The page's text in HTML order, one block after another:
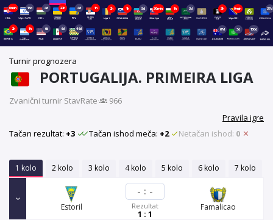
0min 13d 4d 20h 4d 1h 2h 1h 5d 30min 1h 3d 3h 0min 37d
2h 1h 6d 6d 46d 67d 3d 150d
Turnir prognozera
PORTUGALIJA. PRIMEIRA LIGA
Zvanični turnir StavRate·
966
Pravila igre
Tačan rezultat: +3 Tačan ishod meča: +2 Netačan ishod: 0
1 kolo 2 kolo 3 kolo 4 kolo 5 kolo 6 kolo 7 kolo
Estoril
- : -
Rezultat
1 : 1
Famalicao